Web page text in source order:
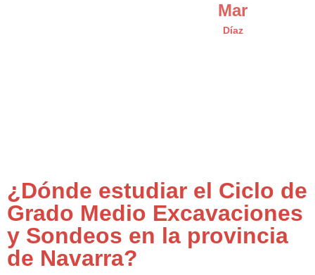
Mar
Díaz
¿Dónde estudiar el Ciclo de
Grado Medio Excavaciones
y Sondeos en la provincia
de Navarra?